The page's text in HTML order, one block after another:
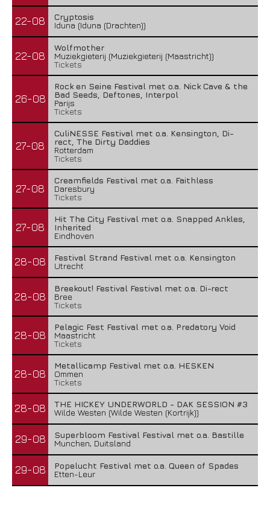
22-08
Cryptosis
Iduna (Iduna (Drachten))
22-08
Wolfmother
Muziekgieterij (Muziekgieterij (Maastricht))
Tickets
26-08
Rock en Seine Festival met o.a. Nick Cave & the
Bad Seeds, Deftones, Interpol
Parijs
Tickets
27-08
CuliNESSE Festival met o.a. Kensington, Di-
rect, The Dirty Daddies
Rotterdam
Tickets
27-08
Creamfields Festival met o.a. Faithless
Daresbury
Tickets
27-08
Hit The City Festival met o.a. Snapped Ankles,
Inherited
Eindhoven
28-08
Festival Strand Festival met o.a. Kensington
Utrecht
28-08
Breekout! Festival Festival met o.a. Di-rect
Bree
Tickets
28-08
Pelagic Fest Festival met o.a. Predatory Void
Maastricht
Tickets
28-08
Metallicamp Festival met o.a. HESKEN
Ommen
Tickets
28-08
THE HICKEY UNDERWORLD - DAK SESSION #3
Wilde Westen (Wilde Westen (Kortrijk))
29-08
Superbloom Festival Festival met o.a. Bastille
Munchen, Duitsland
29-08
Popelucht Festival met o.a. Queen of Spades
Etten-Leur